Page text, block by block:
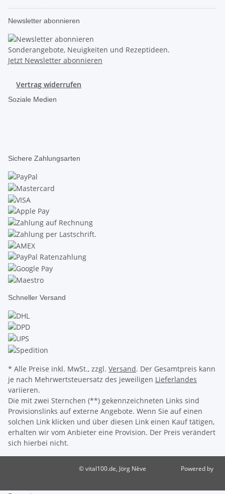
Newsletter abonnieren
Sonderangebote, Neuigkeiten und Rezeptideen.
Jetzt Newsletter abonnieren
Vertrag widerrufen
Soziale Medien
Sichere Zahlungsarten
Schneller Versand
* Alle Preise inkl. MwSt., zzgl. Versand. Der Gesamtpreis kann
je nach Mehrwertsteuersatz des jeweiligen Lieferlandes
variieren.
Die mit zwei Sternchen (**) gekennzeichneten Links sind
Provisionslinks auf externe Angebote. Wenn Sie auf einen
solchen Link klicken und über diesen Link einen Kauf tätigen,
erhalten wir vom Anbieter eine Provision. Der Preis verändert
sich hierbei nicht.
© vital100.de, Jörg Nève
Powered by